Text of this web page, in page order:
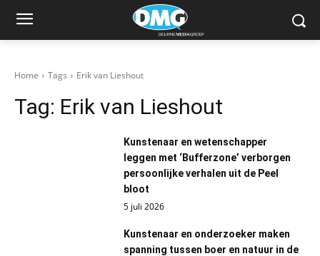
Home Tags Erik van Lieshout
Tag: Erik van Lieshout
Kunstenaar en wetenschapper
leggen met ‘Bufferzone’ verborgen
persoonlijke verhalen uit de Peel
bloot
5 juli 2026
Kunstenaar en onderzoeker maken
spanning tussen boer en natuur in de